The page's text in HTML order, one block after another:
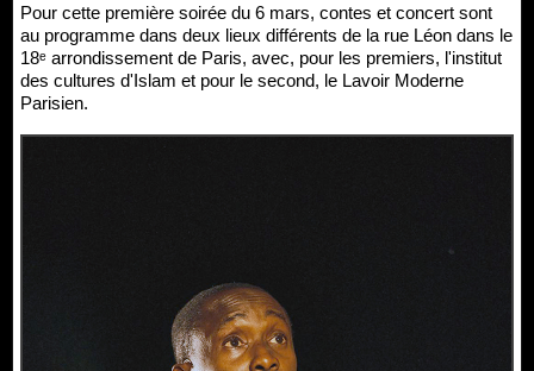
Pour cette première soirée du 6 mars, contes et concert sont
au programme dans deux lieux différents de la rue Léon dans le
18ᵉ arrondissement de Paris, avec, pour les premiers, l'institut
des cultures d'Islam et pour le second, le Lavoir Moderne
Parisien.